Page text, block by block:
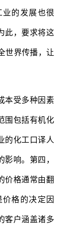
的发展也很
此，要求将这
世界传播，让
受多种因素
围包括有机化
的化工口译人
响。第四，
价格通常由翻
格的决定因
客户涵盖诸多